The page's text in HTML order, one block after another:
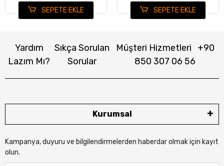
SEPETE EKLE SEPETE EKLE
Yardım
Lazım Mı?
Sıkça Sorulan
Sorular
Müşteri Hizmetleri
+90
850 307 06 56
Kurumsal
Kampanya, duyuru ve bilgilendirmelerden haberdar olmak için kayıt
olun.